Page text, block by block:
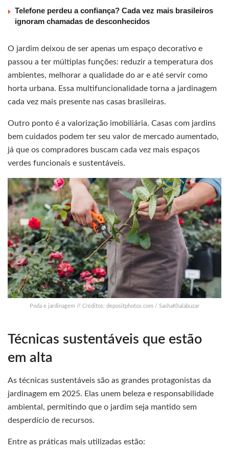
Telefone perdeu a confiança? Cada vez mais brasileiros
ignoram chamadas de desconhecidos
O jardim deixou de ser apenas um espaço decorativo e
passou a ter múltiplas funções: reduzir a temperatura dos
ambientes, melhorar a qualidade do ar e até servir como
horta urbana. Essa multifuncionalidade torna a jardinagem
cada vez mais presente nas casas brasileiras.
Outro ponto é a valorização imobiliária. Casas com jardins
bem cuidados podem ter seu valor de mercado aumentado,
já que os compradores buscam cada vez mais espaços
verdes funcionais e sustentáveis.
Poda e jardinagem // Créditos: depositphotos.com / SashaKhalabuzar
Técnicas sustentáveis que estão
em alta
As técnicas sustentáveis são as grandes protagonistas da
jardinagem em 2025. Elas unem beleza e responsabilidade
ambiental, permitindo que o jardim seja mantido sem
desperdício de recursos.
Entre as práticas mais utilizadas estão: